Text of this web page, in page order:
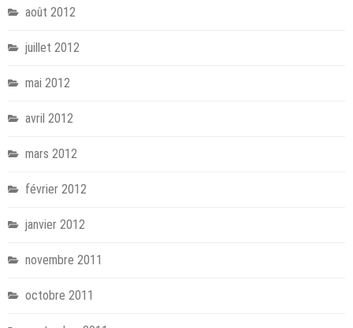
août 2012
juillet 2012
mai 2012
avril 2012
mars 2012
février 2012
janvier 2012
novembre 2011
octobre 2011